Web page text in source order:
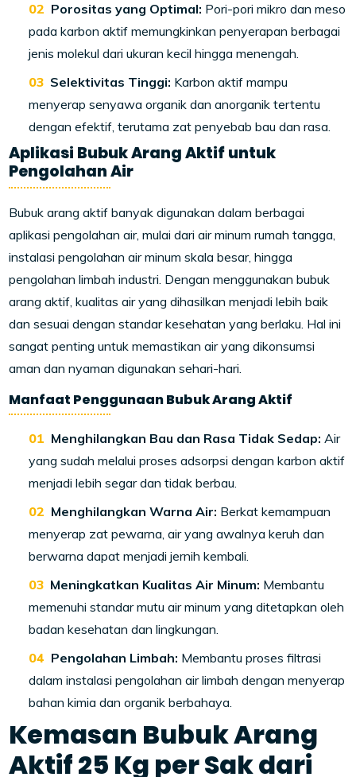
Porositas yang Optimal: Pori-pori mikro dan meso
pada karbon aktif memungkinkan penyerapan berbagai
jenis molekul dari ukuran kecil hingga menengah.
Selektivitas Tinggi: Karbon aktif mampu
menyerap senyawa organik dan anorganik tertentu
dengan efektif, terutama zat penyebab bau dan rasa.
Aplikasi Bubuk Arang Aktif untuk
Pengolahan Air
Bubuk arang aktif banyak digunakan dalam berbagai
aplikasi pengolahan air, mulai dari air minum rumah tangga,
instalasi pengolahan air minum skala besar, hingga
pengolahan limbah industri. Dengan menggunakan bubuk
arang aktif, kualitas air yang dihasilkan menjadi lebih baik
dan sesuai dengan standar kesehatan yang berlaku. Hal ini
sangat penting untuk memastikan air yang dikonsumsi
aman dan nyaman digunakan sehari-hari.
Manfaat Penggunaan Bubuk Arang Aktif
Menghilangkan Bau dan Rasa Tidak Sedap: Air
yang sudah melalui proses adsorpsi dengan karbon aktif
menjadi lebih segar dan tidak berbau.
Menghilangkan Warna Air: Berkat kemampuan
menyerap zat pewarna, air yang awalnya keruh dan
berwarna dapat menjadi jernih kembali.
Meningkatkan Kualitas Air Minum: Membantu
memenuhi standar mutu air minum yang ditetapkan oleh
badan kesehatan dan lingkungan.
Pengolahan Limbah: Membantu proses filtrasi
dalam instalasi pengolahan air limbah dengan menyerap
bahan kimia dan organik berbahaya.
Kemasan Bubuk Arang
Aktif 25 Kg per Sak dari